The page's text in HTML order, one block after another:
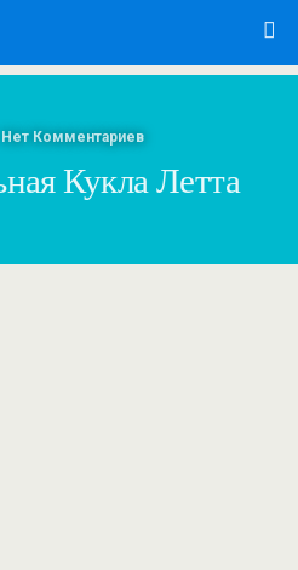
Нет Комментариев
Кукла Летта